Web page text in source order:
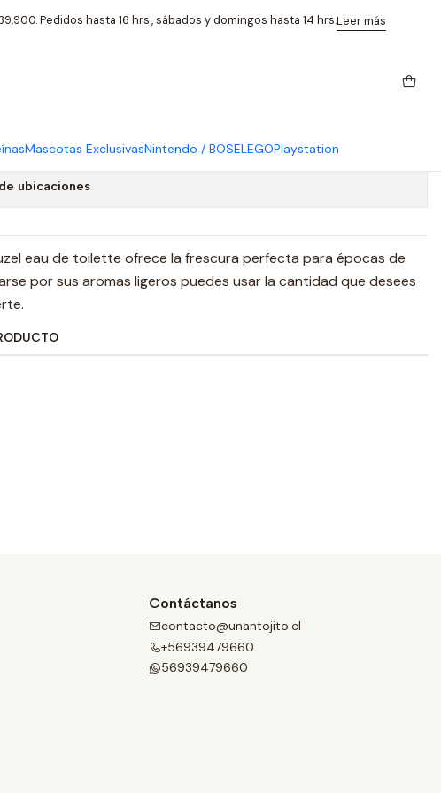
Mascotas ExclusivasNintendo / BOSELEGOPlaystation
Pedidos hasta 16 hrs., sábados y domingos hasta 14 hrs.Leer más
Refrescante
ubicaciones
eau de toilette ofrece la frescura perfecta para épocas de
por sus aromas ligeros puedes usar la cantidad que desees
Contáctanos
contacto@unantojito.cl
+56939479660
56939479660